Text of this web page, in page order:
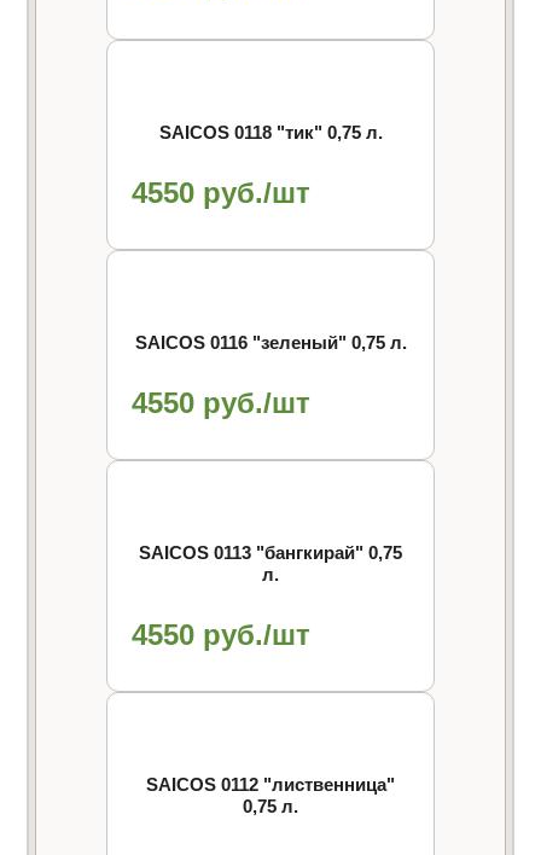
SAICOS 0118 "тик" 0,75 л.
4550 руб./шт
SAICOS 0116 "зеленый" 0,75 л.
4550 руб./шт
SAICOS 0113 "бангкирай" 0,75
л.
4550 руб./шт
SAICOS 0112 "лиственница"
0,75 л.